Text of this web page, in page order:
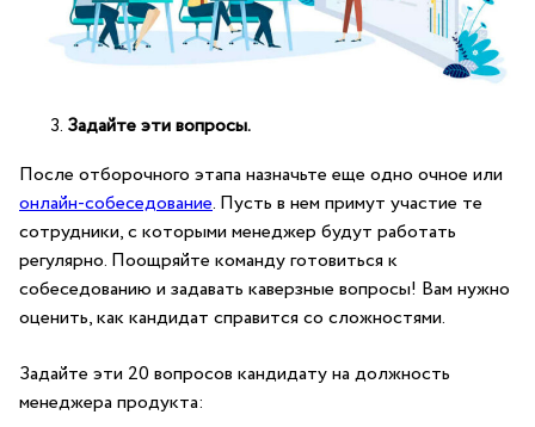
Задайте эти вопросы.
После отборочного этапа назначьте еще одно очное или
онлайн-собеседование. Пусть в нем примут участие те
сотрудники, с которыми менеджер будут работать
регулярно. Поощряйте команду готовиться к
собеседованию и задавать каверзные вопросы! Вам нужно
оценить, как кандидат справится со сложностями.
Задайте эти 20 вопросов кандидату на должность
менеджера продукта: